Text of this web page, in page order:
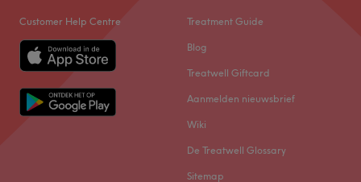
Customer Help Centre Treatment Guide
Blog
Treatwell Giftcard
Aanmelden nieuwsbrief
Wiki
De Treatwell Glossary
Sitemap